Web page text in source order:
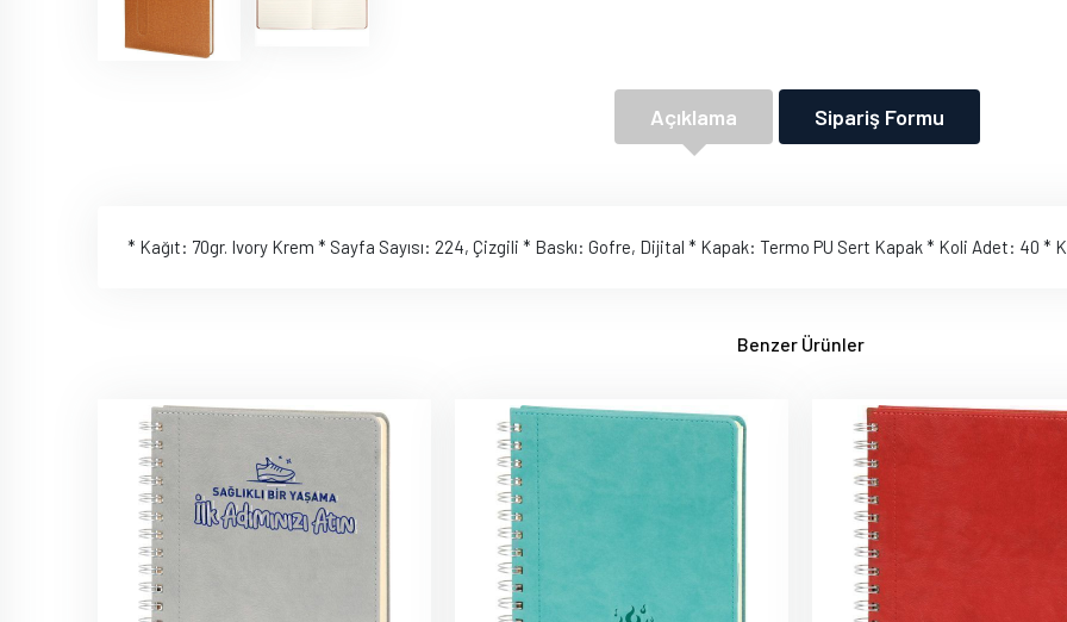
Açıklama Sipariş Formu
* Kağıt: 70gr. Ivory Krem * Sayfa Sayısı: 224, Çizgili * Baskı: Gofre, Dijital * Kapak: Termo PU Sert Kapak * Koli Adet: 40
Benzer Ürünler